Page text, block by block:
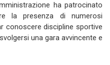
ha patrocinato
la presenza di numerosi
conoscere discipline sportive
una gara avvincente e